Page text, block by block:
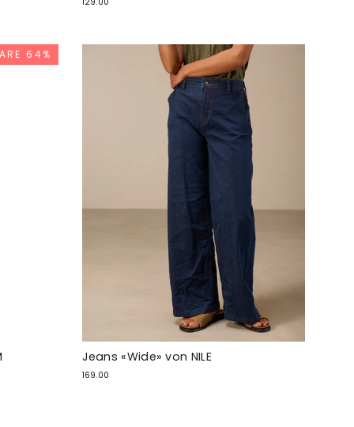
64%
Jeans «Wide» von NILE
169.00